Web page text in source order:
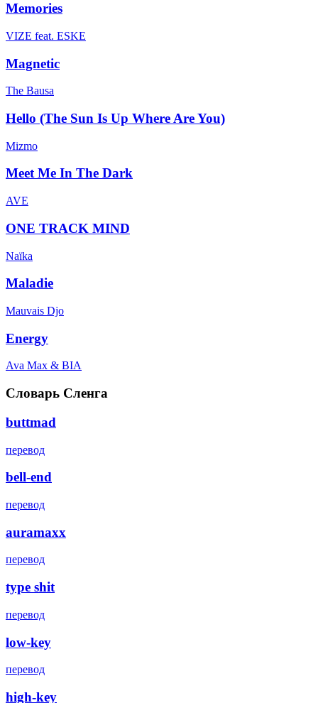
Memories
VIZE feat. ESKE
Magnetic
The Bausa
Hello (The Sun Is Up Where Are You)
Mizmo
Meet Me In The Dark
AVE
ONE TRACK MIND
Naïka
Maladie
Mauvais Djo
Energy
Ava Max & BIA
Словарь Сленга
buttmad
перевод
bell-end
перевод
auramaxx
перевод
type shit
перевод
low-key
перевод
high-key